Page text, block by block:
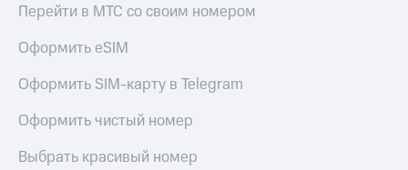
Перейти в МТС со своим номером
Оформить eSIM
Оформить SIM-карту в Telegram
Оформить чистый номер
Выбрать красивый номер